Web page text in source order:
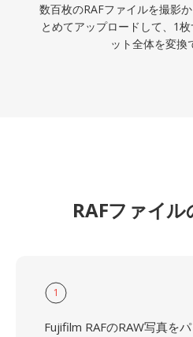
数百枚のRAFファイルを撮影
とめてアップロードして、1
ット全体を変換
RAFファイ
1
Fujifilm RAFのRAW写真を